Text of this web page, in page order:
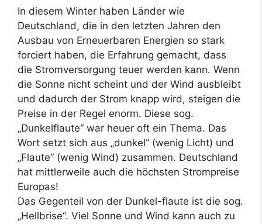
In diesem Winter haben Länder wie
Deutschland, die in den letzten Jahren den
Ausbau von Erneuerbaren Energien so stark
forciert haben, die Erfahrung gemacht, dass
die Stromversorgung teuer werden kann. Wenn
die Sonne nicht scheint und der Wind ausbleibt
und dadurch der Strom knapp wird, steigen die
Preise in der Regel enorm. Diese sog.
„Dunkelflaute“ war heuer oft ein Thema. Das
Wort setzt sich aus „dunkel“ (wenig Licht) und
„Flaute“ (wenig Wind) zusammen. Deutschland
hat mittlerweile auch die höchsten Strompreise
Europas!
Das Gegenteil von der Dunkel-flaute ist die sog.
„Hellbrise“. Viel Sonne und Wind kann auch zu